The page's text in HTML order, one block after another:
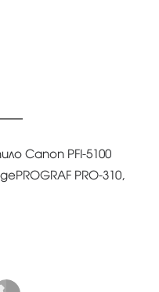
Canon PFI-5100
PRO-310,